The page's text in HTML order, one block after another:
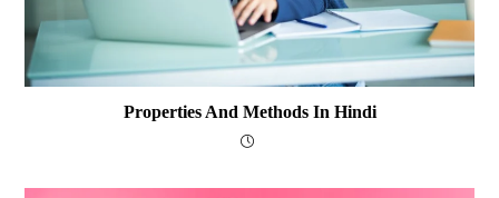
Properties And Methods In Hindi